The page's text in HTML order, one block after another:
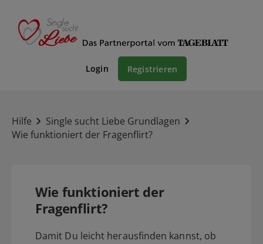
Login Registrieren
Hilfe
Single sucht Liebe Grundlagen
Wie funktioniert der Fragenflirt?
Wie funktioniert der
Fragenflirt?
Damit Du leicht herausfinden kannst, ob